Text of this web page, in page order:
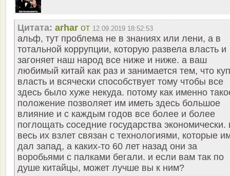
Цитата: arhar от 12.09.2019 18:52:53
альф, тут проблема не в знаниях или лени, а в
тотальной коррупции, которую развела власть и
загоняет наш народ все ниже и ниже. а ваш
любимый китай как раз и занимается тем, что
власть и всячески способствует тому чтобы все
здесь было хуже некуда. потому как именно
положение позволяет им иметь здесь большое
влияние и с каждым годов все более и более
поглощать соседние государства экономически.
весь их взлет связан с технологиями, которые
дал запад, а каких-то 60 лет назад они за
воробьями с палками бегали. и если вам так по
душе китайцы, может лучше вы к ним?